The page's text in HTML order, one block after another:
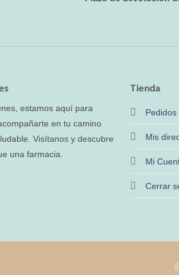
estamos aquí para
en tu camino
Visítanos y descubre
una farmacia.
Tienda
Pedidos
Mis
Mi
Cerrar